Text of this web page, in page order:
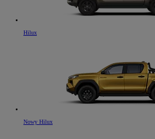
Hilux
Nowy Hilux